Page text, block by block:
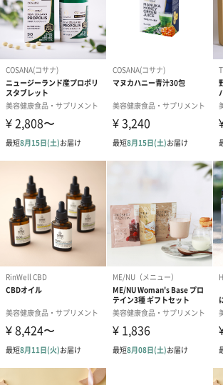
植物由来の優しさで、 現代社会の環境ス
ちゃんと家族みんなを守りたい。
植物の力を借りた my sunny room botanicals
なんの不安もない幸福感だけに包まれた、
日当たりの良いお部屋のよう…。
ゆっくりとした時間の流れとリラックスした毎
一緒に家族みんなで感じてほしい。
細菌やウイルスから赤ちゃんと家族を守る
りお肌に触れても無害
植物由来の食品素材100%でできたボタニカル
除菌したところを赤ちゃんがなめたり、お肌
です。アルコール・塩素成分不使用！気にな
も全くありません。アルコールだけでは除菌
細菌を99.9%除菌し、赤ちゃんと家族の健康を